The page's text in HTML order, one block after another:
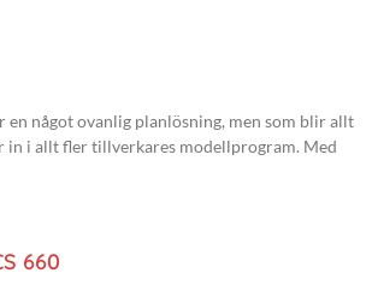
en något ovanlig planlösning, men som blir allt
in i allt fler tillverkares modellprogram. Med
660